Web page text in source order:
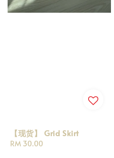
【现货】 Grid Skirt
Regular
RM 30.00